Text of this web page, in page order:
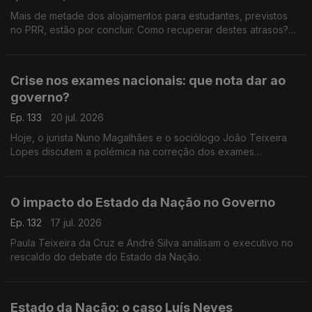
Mais de metade dos alojamentos para estudantes, previstos
no PRR, estão por concluir. Como recuperar destes atrasos?
Crise nos exames nacionais: que nota dar ao
governo?
Ep. 133
20 jul. 2026
Hoje, o jurista Nuno Magalhães e o sociólogo João Teixeira
Lopes discutem a polémica na correção dos exames
O impacto do Estado da Nação no Governo
Ep. 132
17 jul. 2026
Paula Teixeira da Cruz e André Silva analisam o executivo no
rescaldo do debate do Estado da Nação.
Estado da Nação: o caso Luís Neves